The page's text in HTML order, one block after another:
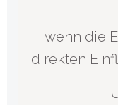
wenn die
direkten